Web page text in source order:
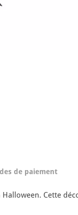
de paiement
Cette